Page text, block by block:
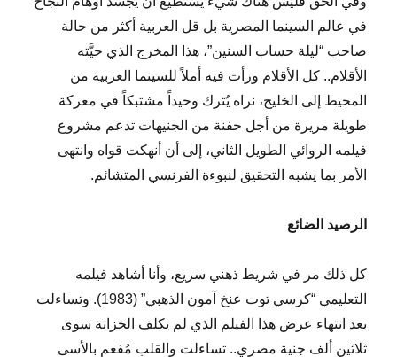
في عالم السينما المصرية بل قل العربية أكثر من حالة
صاحب “ليلة حساب السنين”، هذا المخرج الذي حيَّته
الأقلام.. كل الأقلام ورأت فيه أملاً للسينما العربية من
المحيط إلى الخليج، نراه يُترك وحيداً مشتبكاً في معركة
طويلة مريرة من أجل حفنة من الجنيهات تدعم مشروع
فيلمه الروائي الطويل الثاني، إلى أن أنهكت قواه وانتهى
الأمر بما يشبه التحقيق لنبوءة الفرنسي المتشائم.
الرصيد الضائع
كل ذلك مر في شريط ذهني سريع، وأنا أشاهد فيلمه
التعليمي “كرسي توت عنخ آمون الذهبي” (1983). وتساءلت
بعد انتهاء عرض هذا الفيلم الذي لم يكلف الخزانة سوى
ثلاثين ألف جنية مصري.. تساءلت والقلب مُفعم بالأسى